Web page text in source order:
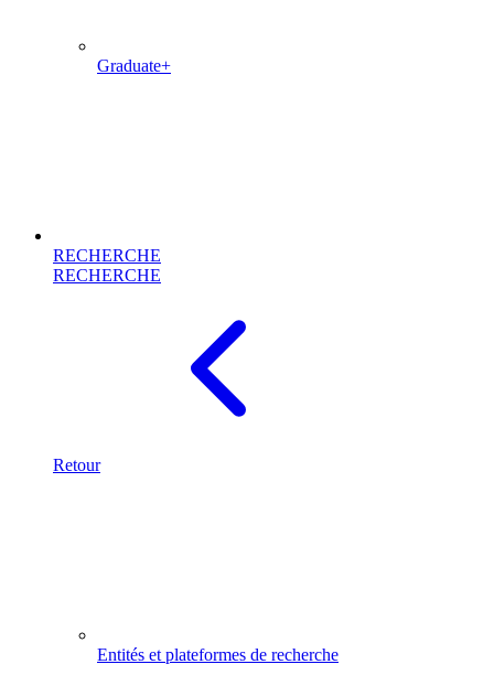
Graduate+
RECHERCHE
RECHERCHE
Retour
Entités et plateformes de recherche